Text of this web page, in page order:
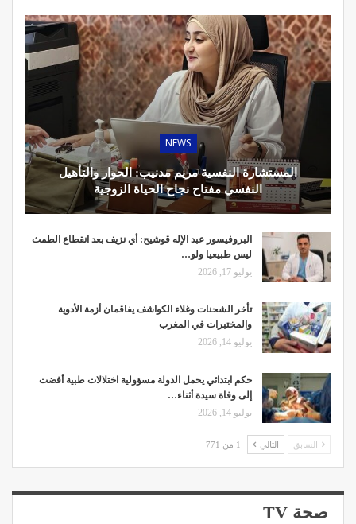
NEWS
المستشارة النفسية مريم مدنيب: الحوار والتأهيل
النفسي مفتاح نجاح الحياة الزوجية
البروفيسور عبد الإله قوشيح: أي نزيف بعد انقطاع الطمث
ليس طبيعيا ولو…
يوليو 17, 2026
تأخر الشحنات وغلاء الكواشف يفاقمان أزمة الأدوية
والمختبرات في المغرب
يوليو 14, 2026
حكم ابتدائي يحمل الدولة مسؤولية اختلالات طبية أفضت
إلى وفاة سيدة أثناء…
يوليو 14, 2026
السابق التالي 1 من 771
صحة TV